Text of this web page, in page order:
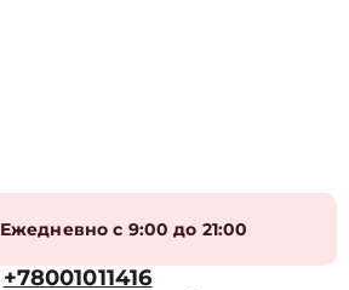
Ежедневно с 9:00 до 21:00
+78001011416